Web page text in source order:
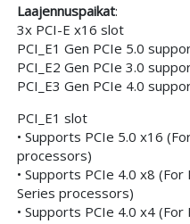
Laajennuspaikat:
3x PCI-E x16 slot
PCI_E1 Gen PCIe 5.0
PCI_E2 Gen PCIe 3.0
PCI_E3 Gen PCIe 4.0
PCI_E1 slot
• Supports PCIe 5.0 x16
processors)
• Supports PCIe 4.0 x8
Series processors)
• Supports PCIe 4.0 x4